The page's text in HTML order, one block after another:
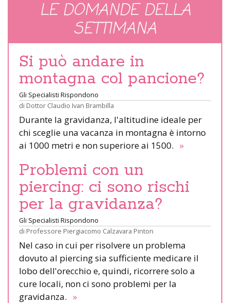
LE DOMANDE DELLA
SETTIMANA
Si può andare in
montagna col pancione?
Gli Specialisti Rispondono
di Dottor Claudio Ivan Brambilla
Durante la gravidanza, l'altitudine ideale per
chi sceglie una vacanza in montagna è intorno
ai 1000 metri e non superiore ai 1500. »
Problemi con un
piercing: ci sono rischi
per la gravidanza?
Gli Specialisti Rispondono
di Professore Piergiacomo Calzavara Pinton
Nel caso in cui per risolvere un problema
dovuto al piercing sia sufficiente medicare il
lobo dell'orecchio e, quindi, ricorrere solo a
cure locali, non ci sono problemi per la
gravidanza. »